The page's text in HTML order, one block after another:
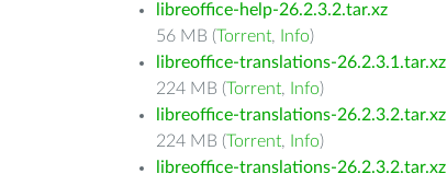
libreoffice-help-26.2.3.2.tar.xz
56 MB (Torrent, Info)
libreoffice-translations-26.2.3.1.tar.xz
224 MB (Torrent, Info)
libreoffice-translations-26.2.3.2.tar.xz
224 MB (Torrent, Info)
libreoffice-translations-26.2.3.2.tar.xz